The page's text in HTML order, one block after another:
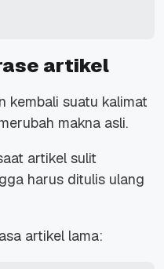
artikel
kembali suatu kalimat
makna asli.
artikel sulit
harus ditulis ulang
artikel lama: